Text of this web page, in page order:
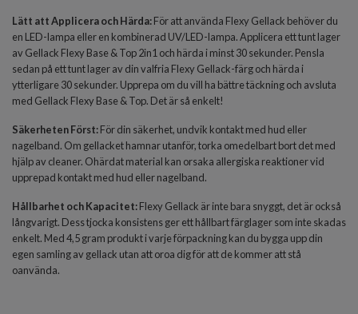
Lätt att Applicera och Härda:För att använda Flexy Gellack behöver du
en LED-lampa eller en kombinerad UV/LED-lampa. Applicera ett tunt lager
av Gellack Flexy Base & Top 2in1 och härda i minst 30 sekunder. Pensla
sedan på ett tunt lager av din valfria Flexy Gellack-färg och härda i
ytterligare 30 sekunder. Upprepa om du vill ha bättre täckning och avsluta
med Gellack Flexy Base & Top. Det är så enkelt!
SäkerhetenFörst:För din säkerhet, undvik kontakt med hud eller
nagelband. Om gellacket hamnar utanför, torka omedelbart bort det med
hjälp av cleaner. Ohärdat material kan orsaka allergiska reaktioner vid
upprepad kontakt med hud eller nagelband.
Hållbarhet och Kapacitet:Flexy Gellack är inte bara snyggt, det är också
långvarigt. Dess tjocka konsistens ger ett hållbart färglager som inte skadas
enkelt. Med 4,5 gram produkt i varje förpackning kan du bygga upp din
egen samling av gellack utan att oroa dig för att de kommer att stå
oanvända.